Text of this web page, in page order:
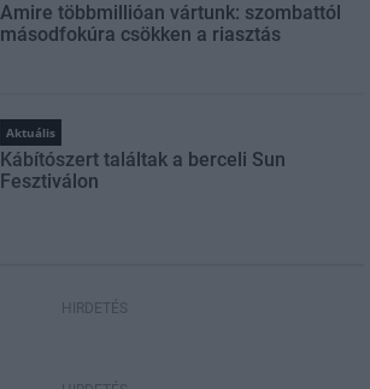
Amire többmillióan vártunk: szombattól
másodfokúra csökken a riasztás
Aktuális
Kábítószert találtak a berceli Sun
Fesztiválon
HIRDETÉS